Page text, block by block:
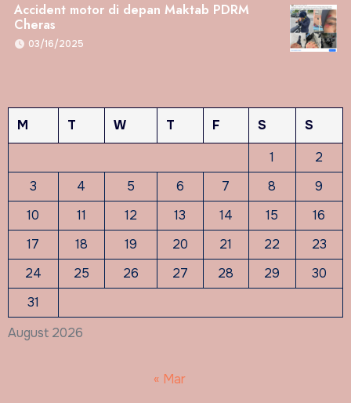
Accident motor di depan Maktab PDRM
Cheras
03/16/2025
August 2026
M T W T F S
S
1
2
3
4 5 6 7 8
9
10
11 12 13 14 15
16
17
18 19 20 21 22
23
24
25 26 27 28 29
30
31
« Mar